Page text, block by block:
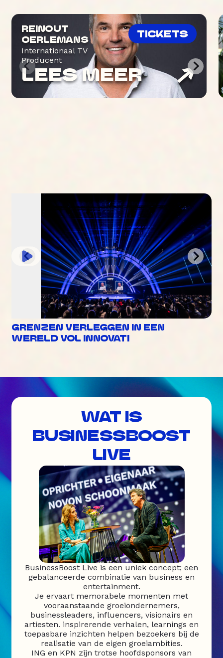
REINOUT
OERLEMANS
Internationaal TV
Producent
TICKETS
LEES MEER
GRENZEN VERLEGGEN IN EEN
WERELD VOL INNOVATI
WAT IS
BUSINESSBOOST
LIVE
BusinessBoost Live is een uniek concept; een
gebalanceerde combinatie van business en
entertainment.
Je ervaart memorabele momenten met
vooraanstaande groeiondernemers,
businessleaders, influencers, visionairs en
artiesten. inspirerende verhalen, learnings en
toepasbare inzichten helpen bezoekers bij de
realisatie van de eigen groeiambities.
ING en KPN zijn trotse hoofdsponsors van